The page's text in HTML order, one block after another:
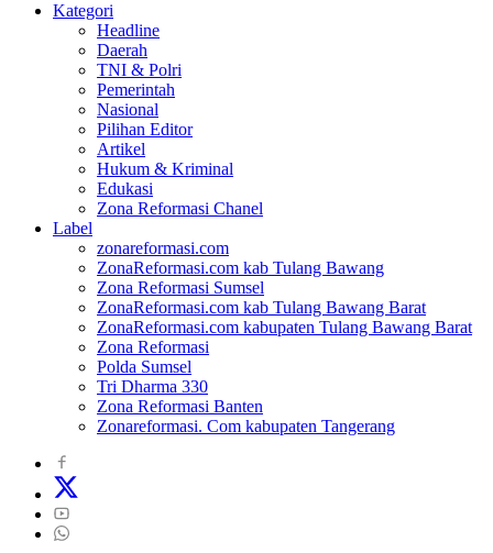
Kategori
Headline
Daerah
TNI & Polri
Pemerintah
Nasional
Pilihan Editor
Artikel
Hukum & Kriminal
Edukasi
Zona Reformasi Chanel
Label
zonareformasi.com
ZonaReformasi.com kab Tulang Bawang
Zona Reformasi Sumsel
ZonaReformasi.com kab Tulang Bawang Barat
ZonaReformasi.com kabupaten Tulang Bawang Barat
Zona Reformasi
Polda Sumsel
Tri Dharma 330
Zona Reformasi Banten
Zonareformasi. Com kabupaten Tangerang